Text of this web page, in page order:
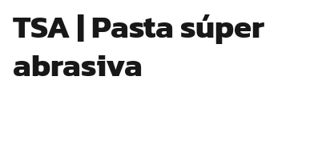
TSA | Pasta súper
abrasiva